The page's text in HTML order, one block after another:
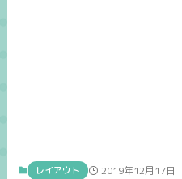
レイアウト 2019年12月17日